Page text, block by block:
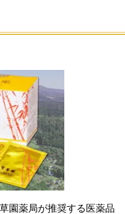
園薬局が推奨する医薬品